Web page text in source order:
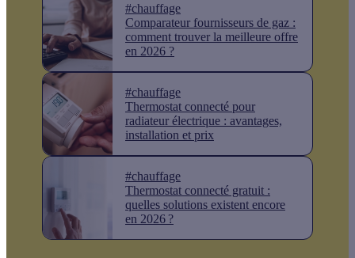
#chauffage
Comparateur fournisseurs de gaz :
comment trouver la meilleure offre
en 2026 ?
#chauffage
Thermostat connecté pour
radiateur électrique : avantages,
installation et prix
#chauffage
Thermostat connecté gratuit :
quelles solutions existent encore
en 2026 ?